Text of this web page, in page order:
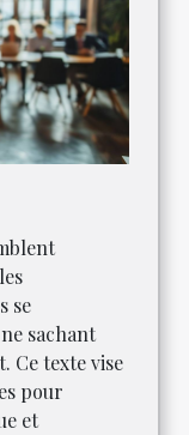
se
sachant
Ce texte vise
pour
et